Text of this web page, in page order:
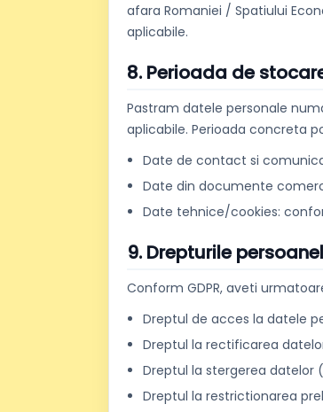
afara Romaniei / Spatiului
aplicabile.
8. Perioada de
Pastram datele personale
aplicabile. Perioada concreta
Date de contact si
Date din documente
Date tehnice/cookies:
9. Drepturile
Conform GDPR, aveti
Dreptul de acces la datele
Dreptul la rectificarea
Dreptul la stergerea datelor
Dreptul la restrictionarea